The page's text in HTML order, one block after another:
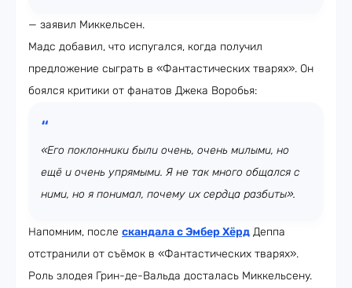
— заявил Миккельсен.
Мадс добавил, что испугался, когда получил
предложение сыграть в «Фантастических тварях». Он
боялся критики от фанатов Джека Воробья:
«Его поклонники были очень, очень милыми, но
ещё и очень упрямыми. Я не так много общался с
ними, но я понимал, почему их сердца разбиты».
Напомним, после скандала с Эмбер Хёрд Деппа
отстранили от съёмок в «Фантастических тварях».
Роль злодея Грин-де-Вальда досталась Миккельсену.